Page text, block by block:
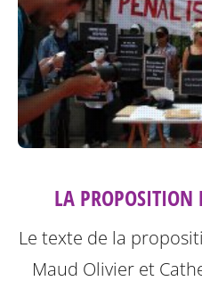
LA PROPOSITION
Le texte de la
Maud Olivier et